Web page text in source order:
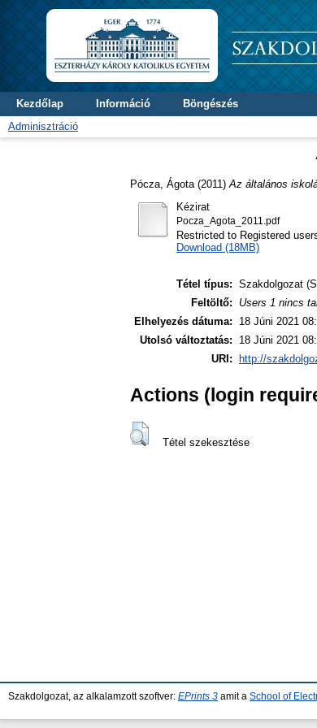
Kezdőlap Információ
Böngészés
Adminisztráció
Pócza, Ágota (2011) Az általános
Kézirat
Pocza_Agota_2011.pdf
Restricted to Registered
Download (18MB)
Tétel típus: Szakdolgozat
Feltöltő:
Users 1 nincs
Elhelyezés dátuma:
18 Júni 2021
Utolsó változtatás:
18 Júni 2021
URI:
http://
Actions (login
Tétel szekesztése
Szakdolgozat, az alkalamzott szoftver: EPrints 3 amit a School of